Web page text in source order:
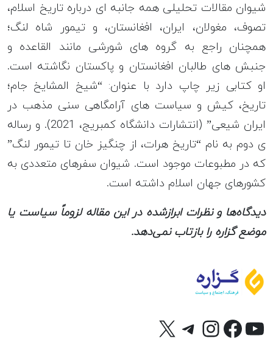
شیوان مقالات تحلیلی همه جانبه ای درباره تاریخ اسلام،
تصوف، مغولان، ایران، افغانستان، و تیمور شاه لنگ؛
همچنان راجع به گروه های شورشی مانند القاعده و
جنبش های طالبان افغانستان و پاکستان نگاشته است.
او کتابی زیر چاپ دارد با عنوان: “شیخ المشایخ جام؛
تاریخ، کیش و سیاست های آرامگاهی سنی مذهب در
ایران شیعی” (انتشارات دانشگاه کمبریج، 2021). و رساله
ی دوم به نام “تاریخ هرات، از چنگیز خان تا تیمور لنگ”
که در مطبوعات موجود است. شیوان سفرهای متعددی به
کشورهای جهان اسلام داشته است.
دیدگاه‌ها و نظرات ابرازشده در این مقاله لزوماً سیاست یا
موضع گزاره را بازتاب نمی‌دهد.
یوتیوب
فیس‌بوک
اینستاگرم
تلگرام
X